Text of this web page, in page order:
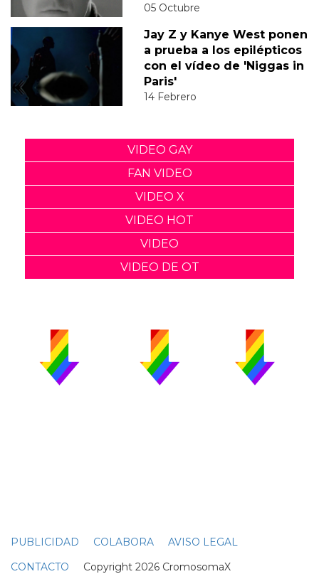
05 Octubre
Jay Z y Kanye West ponen
a prueba a los epilépticos
con el vídeo de 'Niggas in
Paris'
14 Febrero
VIDEO GAY
FAN VIDEO
VIDEO X
VIDEO HOT
VIDEO
VIDEO DE OT
PUBLICIDAD COLABORA
AVISO LEGAL
CONTACTO Copyright 2026 CromosomaX